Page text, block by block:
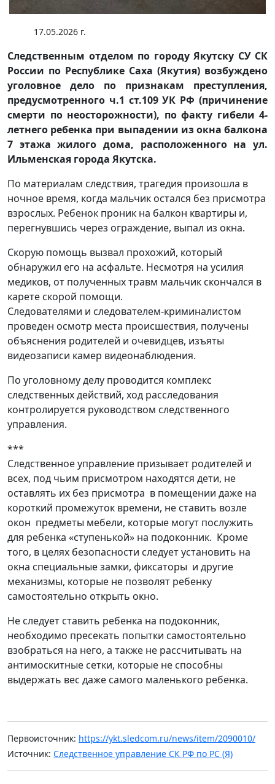
17.05.2026 г.
Следственным отделом по городу Якутску СУ СК
России по Республике Саха (Якутия) возбуждено
уголовное дело по признакам преступления,
предусмотренного ч.1 ст.109 УК РФ (причинение
смерти по неосторожности), по факту гибели 4-
летнего ребенка при выпадении из окна балкона
7 этажа жилого дома, расположенного на ул.
Ильменская города Якутска.
По материалам следствия, трагедия произошла в
ночное время, когда мальчик остался без присмотра
взрослых. Ребенок проник на балкон квартиры и,
перегнувшись через ограждение, выпал из окна.
Скорую помощь вызвал прохожий, который
обнаружил его на асфальте. Несмотря на усилия
медиков, от полученных травм мальчик скончался в
карете скорой помощи.
Следователями и следователем-криминалистом
проведен осмотр места происшествия, получены
объяснения родителей и очевидцев, изъяты
видеозаписи камер видеонаблюдения.
По уголовному делу проводится комплекс
следственных действий, ход расследования
контролируется руководством следственного
управления.
***
Следственное управление призывает родителей и
всех, под чьим присмотром находятся дети, не
оставлять их без присмотра в помещении даже на
короткий промежуток времени, не ставить возле
окон предметы мебели, которые могут послужить
для ребенка «ступенькой» на подоконник. Кроме
того, в целях безопасности следует установить на
окна специальные замки, фиксаторы и другие
механизмы, которые не позволят ребенку
самостоятельно открыть окно.
Не следует ставить ребенка на подоконник,
необходимо пресекать попытки самостоятельно
взобраться на него, а также не рассчитывать на
антимоскитные сетки, которые не способны
выдержать вес даже самого маленького ребенка.
Первоисточник: https://ykt.sledcom.ru/news/item/2090010/
Источник: Следственное управление СК РФ по РС (Я)